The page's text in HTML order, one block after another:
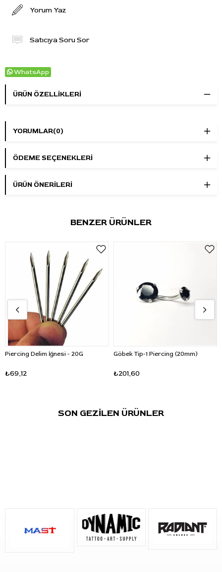
Yorum Yaz
Satıcıya Soru Sor
WhatsApp
ÜRÜN ÖZELLIKLERI
YORUMLAR(0)
ÖDEME SEÇENEKLERI
ÜRÜN ÖNERILERI
BENZER ÜRÜNLER
Piercing Delim İğnesi - 20G
₺69,12
Göbek Tip-1 Piercing (20mm)
₺201,60
SON GEZİLEN ÜRÜNLER